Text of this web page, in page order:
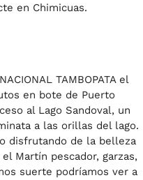
en Chimicuas.
TAMBOPATA el
en bote de Puerto
al Lago Sandoval, un
a las orillas del lago.
disfrutando de la belleza
Martín pescador, garzas,
suerte podríamos ver a